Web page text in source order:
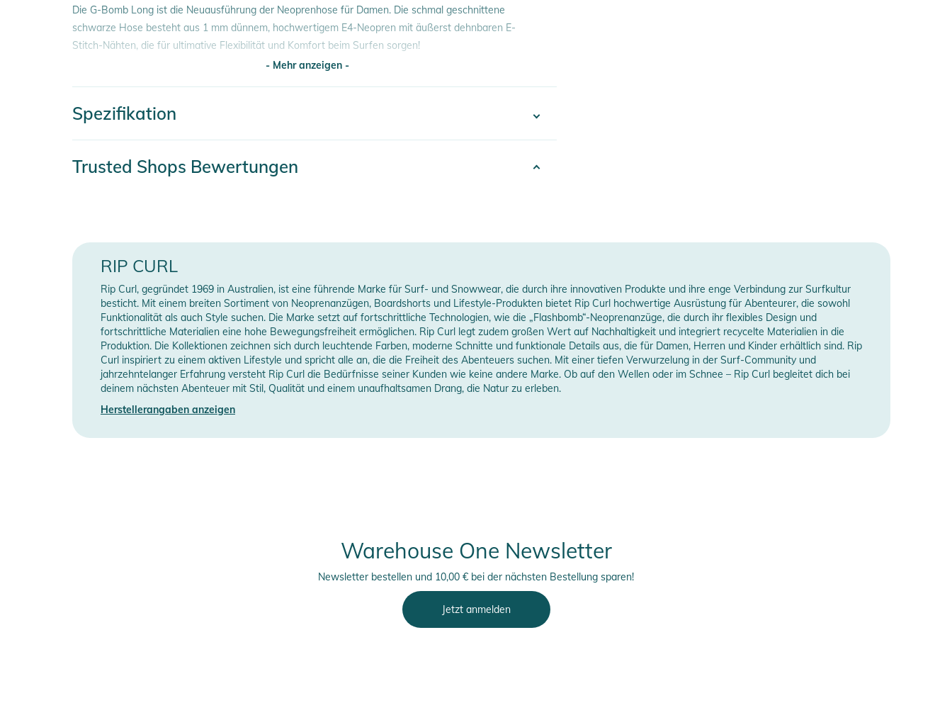
Die G-Bomb Long ist die Neuausführung der Neoprenhose für Damen. Die schmal geschnittene
schwarze Hose besteht aus 1 mm dünnem, hochwertigem E4-Neopren mit äußerst dehnbaren E-
Stitch-Nähten, die für ultimative Flexibilität und Komfort beim Surfen sorgen!
- E-Stitch-Nähte
Gebrauchsanweisungen, Sicherheitshinweise und Warnungen finden Sie direkt am Produkt.
- Mehr anzeigen -
Spezifikation
Typ Pant
Erscheinungsjahr 2024
Manufacturer Information Herstellerangaben anzeigen
Trusted Shops Bewertungen
RIP CURL
Rip Curl, gegründet 1969 in Australien, ist eine führende Marke für Surf- und Snowwear, die durch ihre innovativen Produkte und ihre enge Verbindung zur Surfkultur
besticht. Mit einem breiten Sortiment von Neoprenanzügen, Boardshorts und Lifestyle-Produkten bietet Rip Curl hochwertige Ausrüstung für Abenteurer, die sowohl
Funktionalität als auch Style suchen. Die Marke setzt auf fortschrittliche Technologien, wie die „Flashbomb“-Neoprenanzüge, die durch ihr flexibles Design und
fortschrittliche Materialien eine hohe Bewegungsfreiheit ermöglichen. Rip Curl legt zudem großen Wert auf Nachhaltigkeit und integriert recycelte Materialien in die
Produktion. Die Kollektionen zeichnen sich durch leuchtende Farben, moderne Schnitte und funktionale Details aus, die für Damen, Herren und Kinder erhältlich sind. Rip
Curl inspiriert zu einem aktiven Lifestyle und spricht alle an, die die Freiheit des Abenteuers suchen. Mit einer tiefen Verwurzelung in der Surf-Community und
jahrzehntelanger Erfahrung versteht Rip Curl die Bedürfnisse seiner Kunden wie keine andere Marke. Ob auf den Wellen oder im Schnee – Rip Curl begleitet dich bei
deinem nächsten Abenteuer mit Stil, Qualität und einem unaufhaltsamen Drang, die Natur zu erleben.
Herstellerangaben anzeigen
Warehouse One Newsletter
Newsletter bestellen und 10,00 € bei der nächsten Bestellung sparen!
Jetzt anmelden